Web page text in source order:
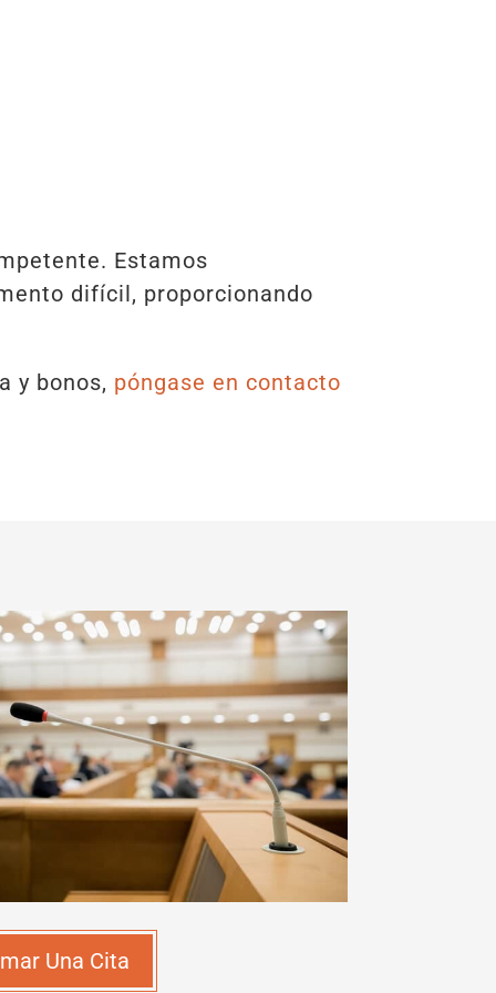
Estamos
difícil, proporcionando
y bonos, póngase en contacto
Una Cita